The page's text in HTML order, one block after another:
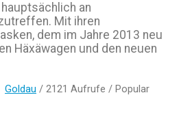
an
Mit ihren
dem im Jahre 2013 neu
Häxäwagen und den neuen
Goldau / 2121 Aufrufe / Popular